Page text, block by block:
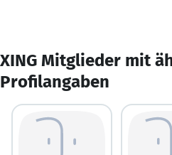
XING Mitglieder mit
Profilangaben